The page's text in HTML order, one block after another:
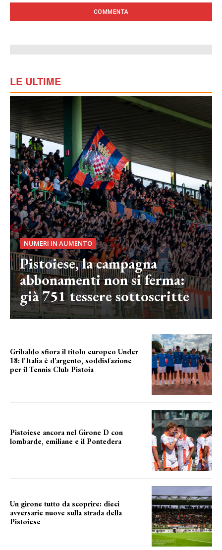
LE ULTIME
NUMERI IN AUMENTO
Pistoiese, la campagna
abbonamenti non si ferma:
già 751 tessere sottoscritte
Gribaldo sfiora il titolo europeo Under
18: l’Italia è d’argento, soddisfazione
per il Tennis Club Pistoia
Pistoiese ancora nel Girone D con
lombarde, emiliane e il Pontedera
Un girone tutto da scoprire: dieci
avversarie nuove sulla strada della
Pistoiese